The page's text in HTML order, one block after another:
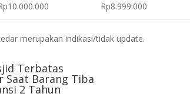
Rp8.999.000
merupakan indikasi/tidak update.
Terbatas
Saat Barang Tiba
2 Tahun